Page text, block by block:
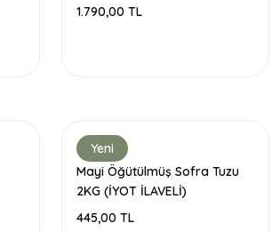
1.790,00 TL
Yeni
Mayi Öğütülmüş Sofra Tuzu
2KG (İYOT İLAVELİ)
445,00 TL